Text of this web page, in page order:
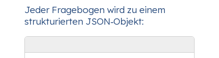
Jeder Fragebogen wird zu einem
strukturierten JSON‑Objekt: